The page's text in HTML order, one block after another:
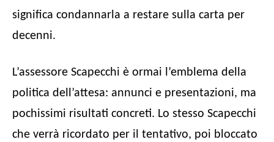
significa condannarla a restare sulla carta per
decenni.
L’assessore Scapecchi è ormai l’emblema della
politica dell’attesa: annunci e presentazioni, ma
pochissimi risultati concreti. Lo stesso Scapecchi
che verrà ricordato per il tentativo, poi bloccato